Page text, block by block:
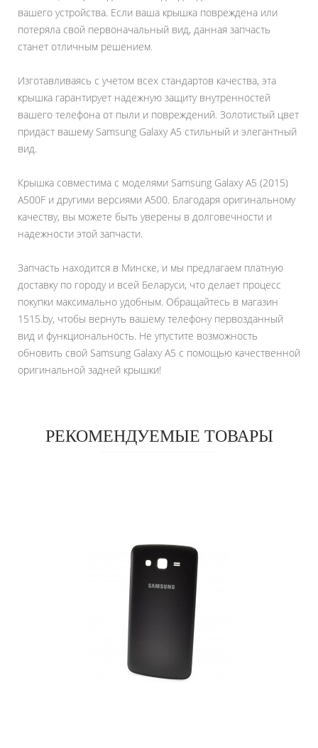
вашего устройства. Если ваша крышка повреждена или
потеряла свой первоначальный вид, данная запчасть
станет отличным решением.
Изготавливаясь с учетом всех стандартов качества, эта
крышка гарантирует надежную защиту внутренностей
вашего телефона от пыли и повреждений. Золотистый цвет
придаст вашему Samsung Galaxy A5 стильный и элегантный
вид.
Крышка совместима с моделями Samsung Galaxy A5 (2015)
A500F и другими версиями A500. Благодаря оригинальному
качеству, вы можете быть уверены в долговечности и
надежности этой запчасти.
Запчасть находится в Минске, и мы предлагаем платную
доставку по городу и всей Беларуси, что делает процесс
покупки максимально удобным. Обращайтесь в магазин
1515.by, чтобы вернуть вашему телефону первозданный
вид и функциональность. Не упустите возможность
обновить свой Samsung Galaxy A5 с помощью качественной
оригинальной задней крышки!
РЕКОМЕНДУЕМЫЕ ТОВАРЫ